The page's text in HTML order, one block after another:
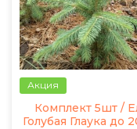
Акция
Комплект 5шт /
Голубая Глаука до